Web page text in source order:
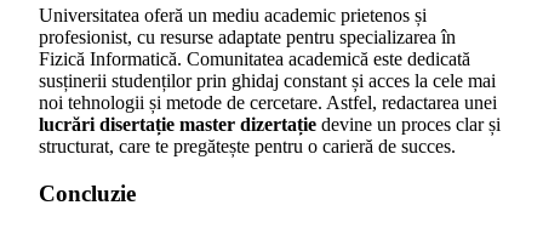
Universitatea oferă un mediu academic prietenos și
profesionist, cu resurse adaptate pentru specializarea în
Fizică Informatică. Comunitatea academică este dedicată
susținerii studenților prin ghidaj constant și acces la cele mai
noi tehnologii și metode de cercetare. Astfel, redactarea unei
lucrări disertație master dizertație devine un proces clar și
structurat, care te pregătește pentru o carieră de succes.
Concluzie